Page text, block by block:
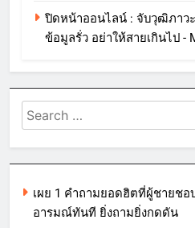
ปิดหน้าออนไลน์ : จับวุฒิภาว
ข้อมูลรั่ว อย่าให้สายเกินไป -
Search
for:
เผย 1 คำถามยอดฮิตที่ผู้ชายช
อารมณ์ทันที ยิ่งถามยิ่งกดดัน